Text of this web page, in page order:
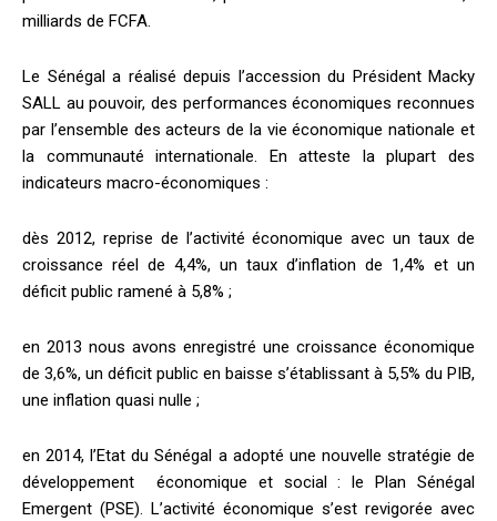
milliards de FCFA.
Le Sénégal a réalisé depuis l’accession du Président Macky
SALL au pouvoir, des performances économiques reconnues
par l’ensemble des acteurs de la vie économique nationale et
la communauté internationale. En atteste la plupart des
indicateurs macro-économiques :
dès 2012, reprise de l’activité économique avec un taux de
croissance réel de 4,4%, un taux d’inflation de 1,4% et un
déficit public ramené à 5,8% ;
en 2013 nous avons enregistré une croissance économique
de 3,6%, un déficit public en baisse s’établissant à 5,5% du PIB,
une inflation quasi nulle ;
en 2014, l’Etat du Sénégal a adopté une nouvelle stratégie de
développement économique et social : le Plan Sénégal
Emergent (PSE). L’activité économique s’est revigorée avec